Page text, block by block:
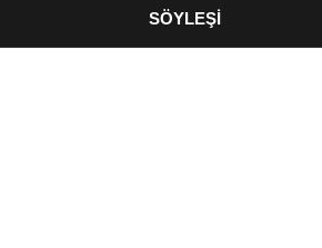
SÖYLEŞİ